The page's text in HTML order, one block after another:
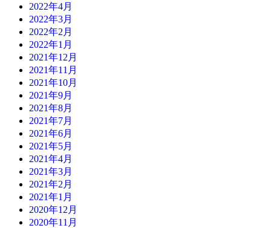
2022年4月
2022年3月
2022年2月
2022年1月
2021年12月
2021年11月
2021年10月
2021年9月
2021年8月
2021年7月
2021年6月
2021年5月
2021年4月
2021年3月
2021年2月
2021年1月
2020年12月
2020年11月